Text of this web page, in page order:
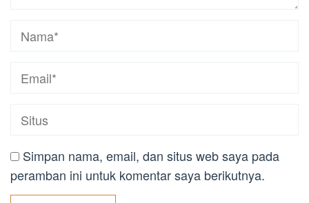
Simpan nama, email, dan situs web saya pada
peramban ini untuk komentar saya berikutnya.